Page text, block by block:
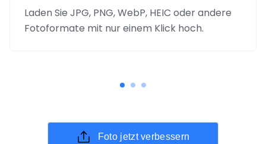
Laden Sie JPG, PNG, WebP, HEIC oder andere
Fotoformate mit nur einem Klick hoch.
Foto jetzt verbessern